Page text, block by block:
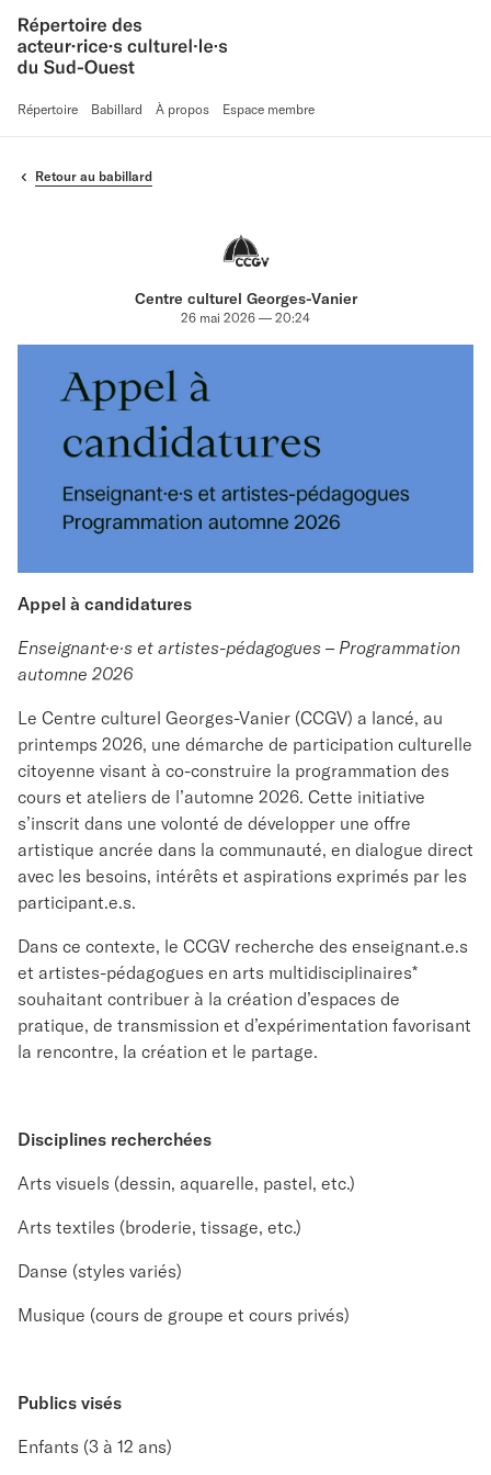
Répertoire Babillard À propos Espace membre
Retour au babillard
Centre culturel Georges-Vanier
26 mai 2026 — 20:24
Appel à candidatures
Enseignant·e·s et artistes-pédagogues – Programmation
automne 2026
Le Centre culturel Georges-Vanier (CCGV) a lancé, au
printemps 2026, une démarche de participation culturelle
citoyenne visant à co-construire la programmation des
cours et ateliers de l’automne 2026. Cette initiative
s’inscrit dans une volonté de développer une offre
artistique ancrée dans la communauté, en dialogue direct
avec les besoins, intérêts et aspirations exprimés par les
participant.e.s.
Dans ce contexte, le CCGV recherche des enseignant.e.s
et artistes-pédagogues en arts multidisciplinaires*
souhaitant contribuer à la création d’espaces de
pratique, de transmission et d’expérimentation favorisant
la rencontre, la création et le partage.
Disciplines recherchées
Arts visuels (dessin, aquarelle, pastel, etc.)
Arts textiles (broderie, tissage, etc.)
Danse (styles variés)
Musique (cours de groupe et cours privés)
Publics visés
Enfants (3 à 12 ans)